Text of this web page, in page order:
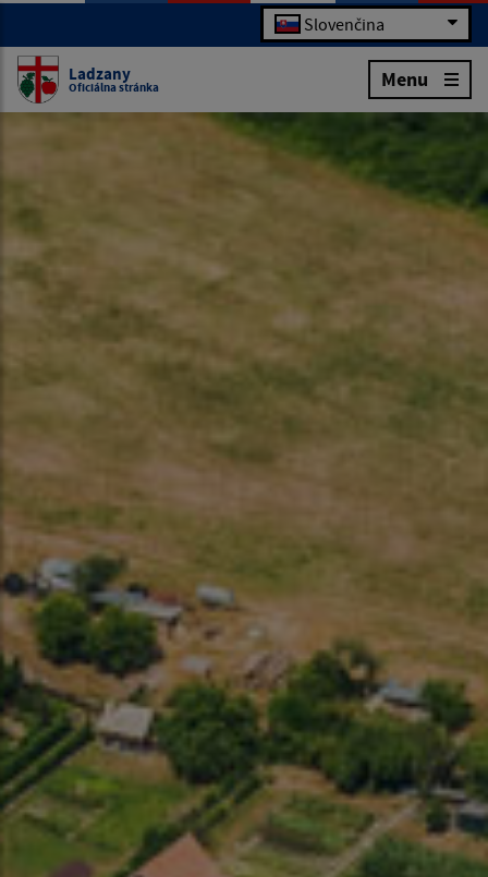
Slovenčina
Ladzany
Oficiálna stránka Menu